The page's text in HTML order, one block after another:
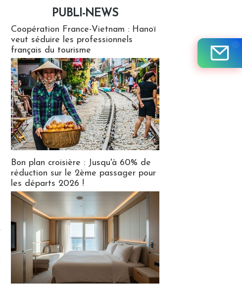
PUBLI-NEWS
Coopération France-Vietnam : Hanoï
veut séduire les professionnels
français du tourisme
Bon plan croisière : Jusqu'à 60% de
réduction sur le 2ème passager pour
les départs 2026 !